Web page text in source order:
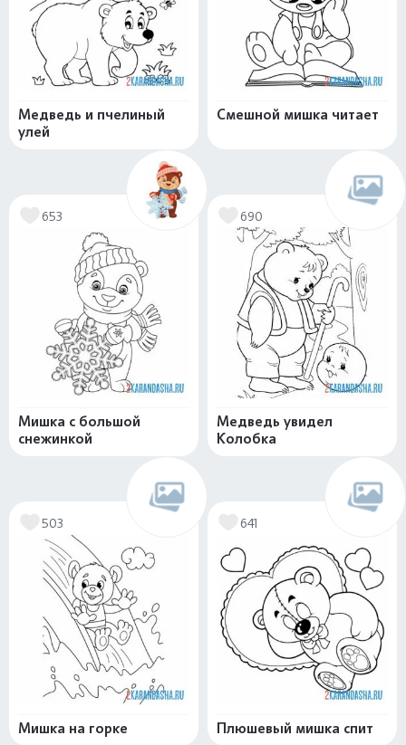
Медведь и пчелиный
улей
Смешной мишка читает
653
Мишка с большой
снежинкой
690
Медведь увидел
Колобка
503
Мишка на горке
641
Плюшевый мишка спит